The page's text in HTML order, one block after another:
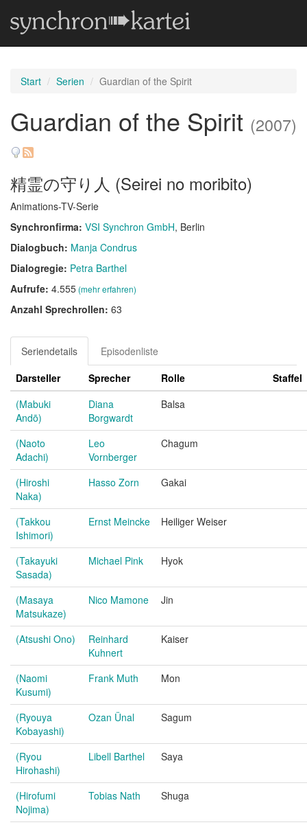
Start Serien Guardian of the Spirit
Guardian of the Spirit (2007)
精霊の守り人 (Seirei no moribito)
Animations-TV-Serie
Synchronfirma: VSI Synchron GmbH, Berlin
Dialogbuch: Manja Condrus
Dialogregie: Petra Barthel
Aufrufe: 4.555(mehr erfahren)
Anzahl Sprechrollen: 63
Seriendetails
Episodenliste
Darsteller
Sprecher Rolle
Staffel
(Mabuki
Andō)
Diana
Borgwardt
Balsa
(Naoto
Adachi)
Leo
Vornberger
Chagum
(Hiroshi
Naka)
Hasso Zorn Gakai
(Takkou
Ishimori)
Ernst Meincke Heiliger Weiser
(Takayuki
Sasada)
Michael Pink Hyok
(Masaya
Matsukaze)
Nico Mamone Jin
(Atsushi Ono)
Reinhard
Kuhnert
Kaiser
(Naomi
Kusumi)
Frank Muth Mon
(Ryouya
Kobayashi)
Ozan Ünal Sagum
(Ryou
Hirohashi)
Libell Barthel Saya
(Hirofumi
Nojima)
Tobias Nath Shuga